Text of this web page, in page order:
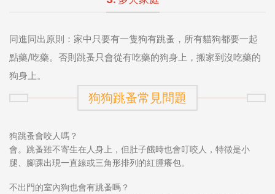
同進同出原則： 家中只要有一隻狗有跳蚤，所有貓狗都要一起
點藥/吃藥。否則跳蚤只會從有吃藥的狗身上，搬家到沒吃藥的
狗身上。
狗狗跳蚤常見問題
狗跳蚤會咬人嗎？
會。跳蚤雖不寄生在人身上，但肚子餓時也會叮咬人，特徵是小
腿、腳踝出現一直線或三角形排列的紅腫癢包。
不出門的室內狗也會有跳蚤嗎？